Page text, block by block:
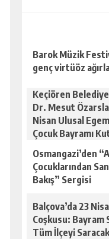
Barok Müzik
genç virtüöz
Keçiören Belediye
Dr. Mesut
Nisan Ulusal
Çocuk Bayramı
Osmangazi’den
Çocuklarından
Bakış” Sergisi
Balçova’da 23
Coşkusu: Bayram
Tüm İlçeyi Saracak